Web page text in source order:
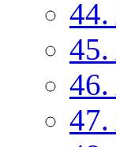
44.
45.
46.
47.